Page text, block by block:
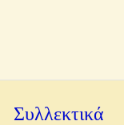
Συλλεκτικά